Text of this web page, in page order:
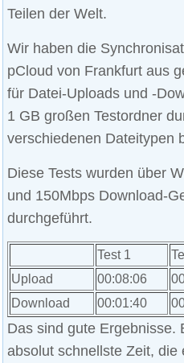
Teilen der Welt.
Wir haben die
pCloud von Frankfurt aus
für Datei-Uploads und -
1 GB großen Testordner
verschiedenen Dateitypen
Diese Tests wurden über
und 150Mbps Download-
durchgeführt.
Test 1
Upload
00:08:06
Download
00:01:40
Das sind gute Ergebnisse.
absolut schnellste Zeit, die